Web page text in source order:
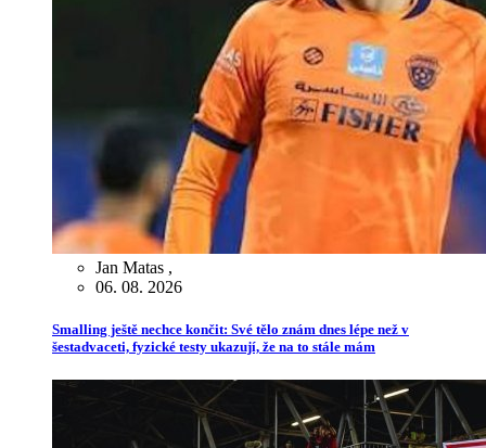
Jan Matas ,
06. 08. 2026
Smalling ještě nechce končit: Své tělo znám dnes lépe než v
šestadvaceti, fyzické testy ukazují, že na to stále mám